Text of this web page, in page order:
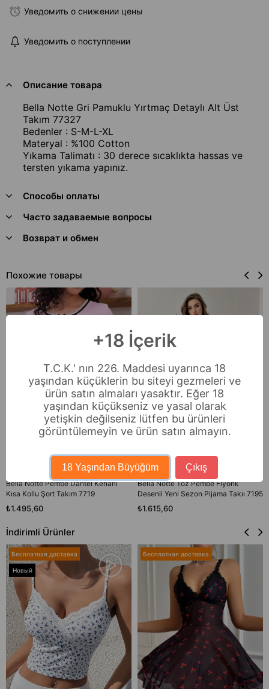
Уведомить о снижении цены
Уведомить о поступлении
Описание товара
Bella Notte Gri Pamuklu Yırtmaç Detaylı Alt Üst
Takım 77327
Bedenler : S-M-L-XL
Materyal : %100 Cotton
Yıkama Talimatı : 30 derece sıcaklıkta hassas ve
tersten yıkama yapınız.
Способы оплаты
Часто задаваемые вопросы
Возврат и обмен
Похожие товары
Bella Notte Pembe Dantel Kenarlı
Kısa Kollu Şort Takım 7719
₺1.495,60
Bella Notte Toz Pembe Fiyonk
Desenli Yeni Sezon Pijama Takıı 7195
₺1.615,60
İndirimli Ürünler
Бесплатная доставка
Новый
товар
Бесплатная доставка
+18 İçerik
T.C.K.' nın 226. Maddesi uyarınca 18
yaşından küçüklerin bu siteyi gezmeleri ve
ürün satın almaları yasaktır. Eğer 18
yaşından küçükseniz ve yasal olarak
yetişkin değilseniz lütfen bu ürünleri
görüntülemeyin ve ürün satın almayın.
18 Yaşından Büyüğüm Çıkış